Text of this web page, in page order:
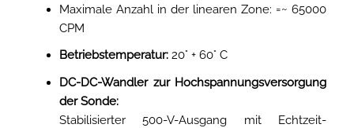
Maximale Anzahl in der linearen Zone: =~ 65000
CPM
Betriebstemperatur: 20° + 60° C
DC-DC-Wandler zur Hochspannungsversorgung
der Sonde:
Stabilisierter 500-V-Ausgang mit Echtzeit-